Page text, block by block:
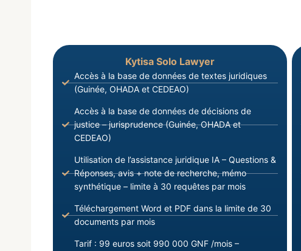
Kytisa Solo Lawyer
Accès à la base de données de textes juridiques
(Guinée, OHADA et CEDEAO)
Accès à la base de données de décisions de
justice – jurisprudence (Guinée, OHADA et
CEDEAO)
Utilisation de l’assistance juridique IA – Questions &
Réponses, avis + note de recherche, mémo
synthétique – limite à 30 requêtes par mois
Téléchargement Word et PDF dans la limite de 30
documents par mois
Tarif : 99 euros soit 990 000 GNF /mois –